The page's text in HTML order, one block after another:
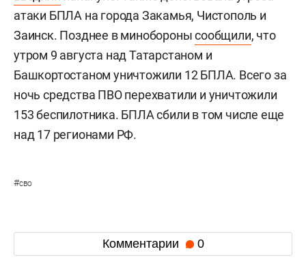
атаки БПЛА на города Закамья, Чистополь и
Заинск. Позднее в миноборонысообщили, что
утром 9 августа над Татарстаном и
Башкортостаном уничтожили 12 БПЛА. Всего за
ночь средства ПВО перехватили и уничтожили
153 беспилотника. БПЛА сбили в том числе еще
над 17 регионами РФ.
#сво
Комментарии 0